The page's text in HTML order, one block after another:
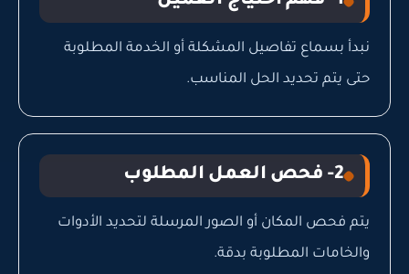
نبدأ بسماع تفاصيل المشكلة أو الخدمة المطلوبة
حتى يتم تحديد الحل المناسب.
2- فحص العمل المطلوب
يتم فحص المكان أو الصور المرسلة لتحديد الأدوات
والخامات المطلوبة بدقة.